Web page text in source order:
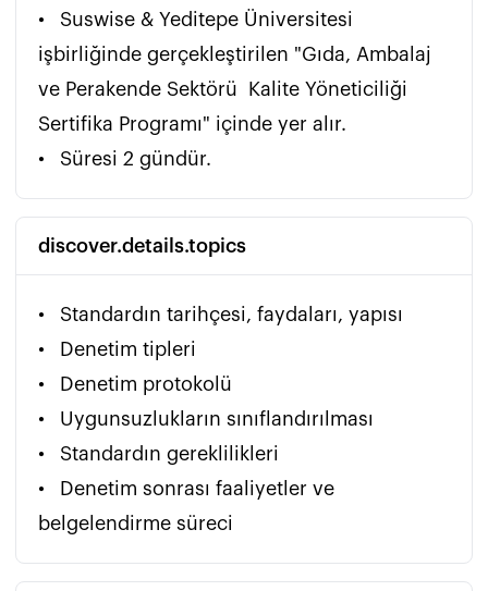
•	Suswise & Yeditepe Üniversitesi
işbirliğinde gerçekleştirilen "Gıda, Ambalaj
ve Perakende Sektörü  Kalite Yöneticiliği
Sertifika Programı" içinde yer alır.
•	Süresi 2 gündür.
discover.details.topics
•	Standardın tarihçesi, faydaları, yapısı
•	Denetim tipleri
•	Denetim protokolü
•	Uygunsuzlukların sınıflandırılması
•	Standardın gereklilikleri
•	Denetim sonrası faaliyetler ve
belgelendirme süreci